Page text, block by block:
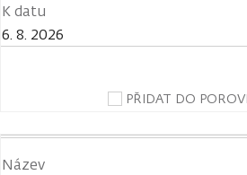
K datu
6. 8. 2026
PŘIDAT DO
Název